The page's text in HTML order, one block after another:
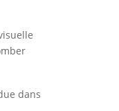
dans